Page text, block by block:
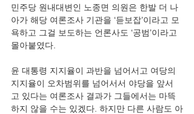
민주당 원내대변인 노종면 의원은 한발 더 나
아가 해당 여론조사 기관을 ‘듣보잡’이라고 모
욕하고 그걸 보도하는 언론사도 ‘공범’이라고
몰아붙였다.
윤 대통령 지지율이 과반을 넘어서고 여당의
지지율이 오차범위를 넘어서서 야당을 앞서
고 있다는 여론조사 결과가 그들에서는 마뜩
하지 않을 수는 있겠다. 하지만 다른 사람도 아